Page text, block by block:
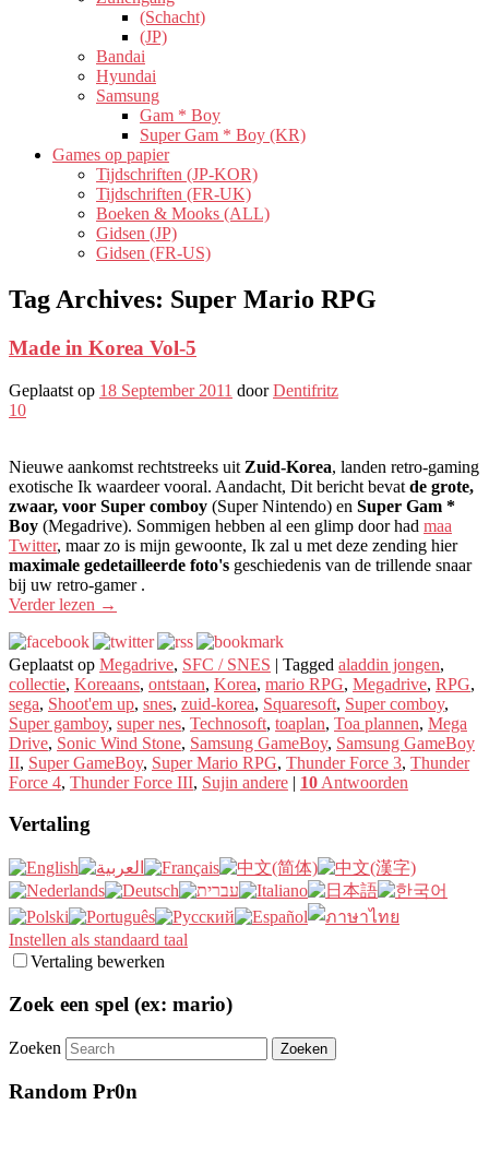
(Schacht)
(JP)
Bandai
Hyundai
Samsung
Gam * Boy
Super Gam * Boy (KR)
Games op papier
Tijdschriften (JP-KOR)
Tijdschriften (FR-UK)
Boeken & Mooks (ALL)
Gidsen (JP)
Gidsen (FR-US)
Tag Archives: Super Mario RPG
Made in Korea Vol-5
Geplaatst op 18 September 2011 doorDentifritz
10
Nieuwe aankomst rechtstreeks uit Zuid-Korea, landen retro-gaming
exotische Ik waardeer vooral. Aandacht, Dit bericht bevat de grote,
zwaar, voor Super comboy (Super Nintendo) en Super Gam *
Boy (Megadrive). Sommigen hebben al een glimp door had maa
Twitter, maar zo is mijn gewoonte, Ik zal u met deze zending hier
maximale gedetailleerde foto's geschiedenis van de trillende snaar
bij uw retro-gamer .
Verder lezen →
Geplaatst op Megadrive, SFC / SNES | Tagged aladdin jongen,
collectie, Koreaans, ontstaan, Korea, mario RPG, Megadrive, RPG,
sega, Shoot'em up, snes, zuid-korea, Squaresoft, Super comboy,
Super gamboy, super nes, Technosoft, toaplan, Toa plannen, Mega
Drive, Sonic Wind Stone, Samsung GameBoy, Samsung GameBoy
II, Super GameBoy, Super Mario RPG, Thunder Force 3, Thunder
Force 4, Thunder Force III, Sujin andere | 10 Antwoorden
Vertaling
Instellen als standaard taal
Vertaling bewerken
Zoek een spel (ex: mario)
Zoeken
Random Pr0n